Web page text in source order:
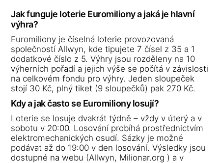
Jak funguje loterie Euromiliony a jaká je hlavní
výhra?
Euromiliony je číselná loterie provozovaná
společností Allwyn, kde tipujete 7 čísel z 35 a 1
dodatkové číslo z 5. Výhry jsou rozděleny na 10
výherních pořadí a jejich výše se počítá v závislosti
na celkovém fondu pro výhry. Jeden sloupeček
stojí 30 Kč, plný tiket (9 sloupečků) pak 270 Kč.
Kdy a jak často se Euromiliony losují?
Loterie se losuje dvakrát týdně – vždy v úterý a v
sobotu v 20:00. Losování probíhá prostřednictvím
elektromechanických osudí. Sázky je možné
podávat až do 19:00 v den losování. Výsledky jsou
dostupné na webu (Allwyn, Milionar.org ) a v